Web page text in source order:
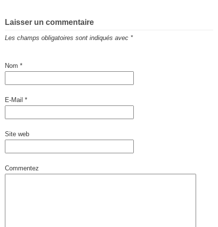
Laisser un commentaire
Les champs obligatoires sont indiqués avec *
Nom *
E-Mail *
Site web
Commentez